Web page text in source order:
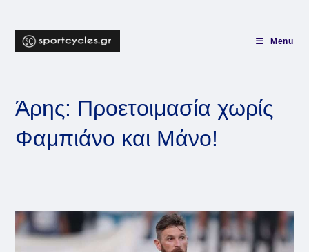
content
Menu
Άρης: Προετοιμασία χωρίς
Φαμπιάνο και Μάνο!